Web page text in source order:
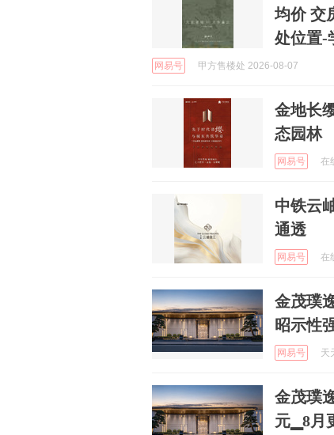
均价 交
处位置-
网易号 甲方售楼处 2026-08-07
金地长
态园林
网易号 在
中铁云
通透
网易号 在
金茂璞
昭示性
网易号 天
金茂璞
元▁8月